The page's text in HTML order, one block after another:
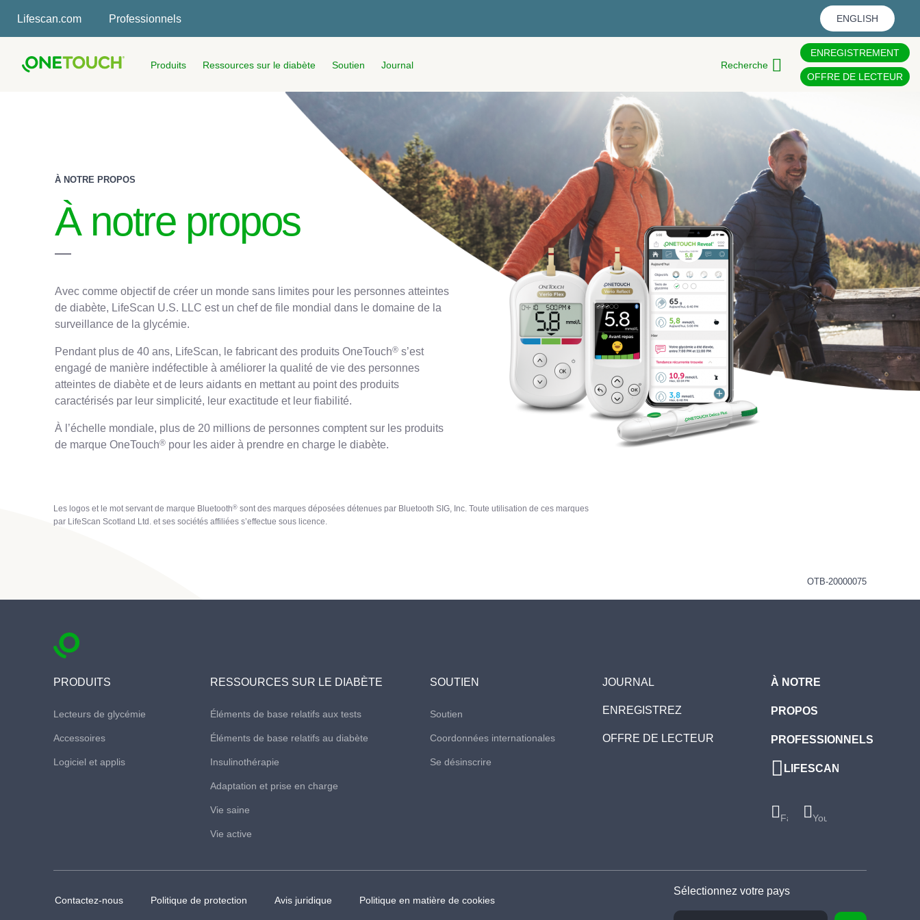
main
content
Lifescan.com Professionnels ENGLISH
Recherche
Produits Ressources sur le diabète Soutien Journal
ENREGISTREMENT
OFFRE DE LECTEUR
À NOTRE PROPOS
À notre propos
Avec comme objectif de créer un monde sans limites pour les personnes atteintes
de diabète, LifeScan U.S. LLC est un chef de file mondial dans le domaine de la
surveillance de la glycémie.
Pendant plus de 40 ans, LifeScan, le fabricant des produits OneTouch® s’est
engagé de manière indéfectible à améliorer la qualité de vie des personnes
atteintes de diabète et de leurs aidants en mettant au point des produits
caractérisés par leur simplicité, leur exactitude et leur fiabilité.
À l’échelle mondiale, plus de 20 millions de personnes comptent sur les produits
de marque OneTouch® pour les aider à prendre en charge le diabète.
Les logos et le mot servant de marque Bluetooth® sont des marques déposées détenues par Bluetooth SIG, Inc. Toute utilisation de ces marques
par LifeScan Scotland Ltd. et ses sociétés affiliées s’effectue sous licence.
OTB-20000075
PRODUITS
Lecteurs de glycémie
Accessoires​
Logiciel et applis
RESSOURCES SUR LE DIABÈTE
Éléments de base relatifs aux tests
Éléments de base relatifs au diabète
Insulinothérapie
Adaptation et prise en charge
Vie saine
Vie active
SOUTIEN
Soutien
Coordonnées internationales
Se désinscrire
JOURNAL
ENREGISTREZ
OFFRE DE LECTEUR
À NOTRE
PROPOS
PROFESSIONNELS
LIFESCAN
FacebookYoutube
Contactez-nous Politique de protection Avis juridique Politique en matière de cookies
Sélectionnez votre pays